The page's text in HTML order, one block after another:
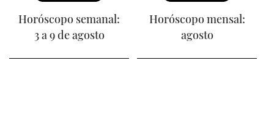
Horóscopo semanal:
3 a 9 de agosto
Horóscopo mensal:
agosto